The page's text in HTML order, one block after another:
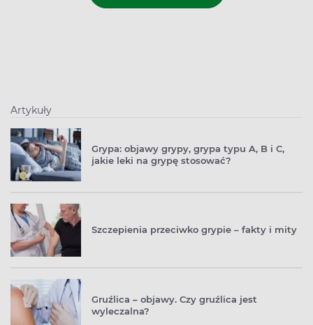
Artykuły
Grypa: objawy grypy, grypa typu A, B i C,
jakie leki na grypę stosować?
Szczepienia przeciwko grypie – fakty i mity
Gruźlica – objawy. Czy gruźlica jest
wyleczalna?